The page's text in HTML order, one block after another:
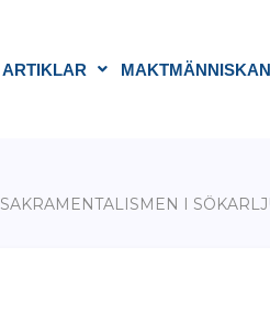
ARTIKLAR
SAKRAMENTALISMEN I